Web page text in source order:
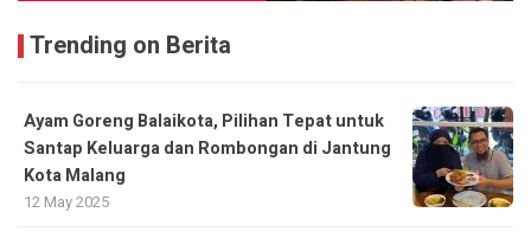
Trending on Berita
Ayam Goreng Balaikota, Pilihan Tepat untuk
Santap Keluarga dan Rombongan di Jantung
Kota Malang
12 May 2025